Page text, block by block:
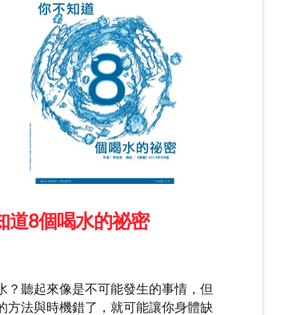
道8個喝水的祕密
？聽起來像是不可能發生的事情，但
方法與時機錯了，就可能讓你身體缺